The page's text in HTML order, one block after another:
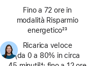
Fino a 72 ore in
modalità Risparmio
energetico
Nota
23
Ricarica veloce
(da 0 a 80% in circa